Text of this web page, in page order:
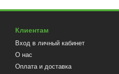
Клиентам
Вход в личный кабинет
О нас
Оплата и доставка